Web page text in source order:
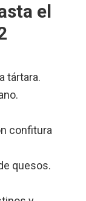
el
tártara.
confitura
quesos.